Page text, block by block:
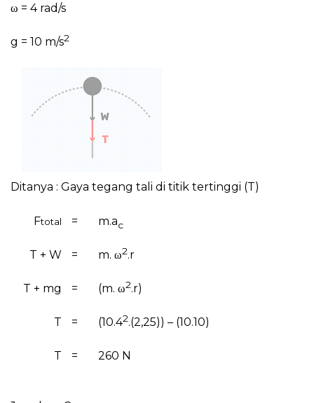
ω = 4 rad/s
g = 10 m/s2
Ditanya : Gaya tegang tali di titik tertinggi (T)
Ftotal = m.ac
T + W = m. ω2.r
T + mg = (m. ω2.r)
T = (10.42.(2,25)) – (10.10)
T = 260 N